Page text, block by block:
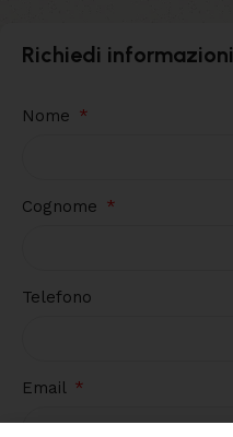
Richiedi informazioni
Nome
Cognome
Telefono
Email